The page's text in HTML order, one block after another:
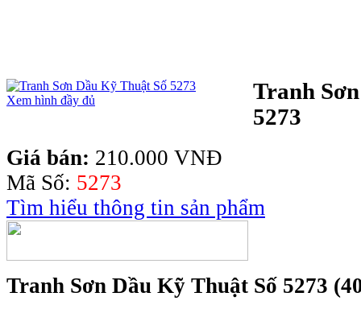
Xem hình đầy đủ
Tranh
5273
Giá bán: 210.000 VNĐ
Mã Số: 5273
Tìm hiểu thông tin sản phẩm
Tranh Sơn Dầu Kỹ Thuật Số 5273